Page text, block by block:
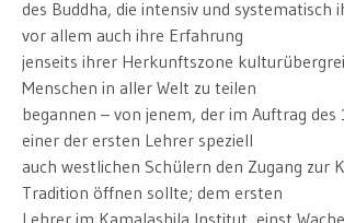
des Buddha, die intensiv und systematisch
vor allem auch ihre Erfahrung
jenseits ihrer Herkunftszone
Menschen in aller Welt zu teilen
begannen – von jenem, der im Auftrag des
einer der ersten Lehrer speziell
auch westlichen Schülern den Zugang zur
Tradition öffnen sollte; dem ersten
Lehrer im Kamalashila Institut, einst